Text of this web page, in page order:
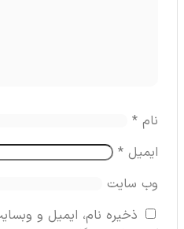
*
سایت
ذخیره نام، ایمیل و وبسایت من